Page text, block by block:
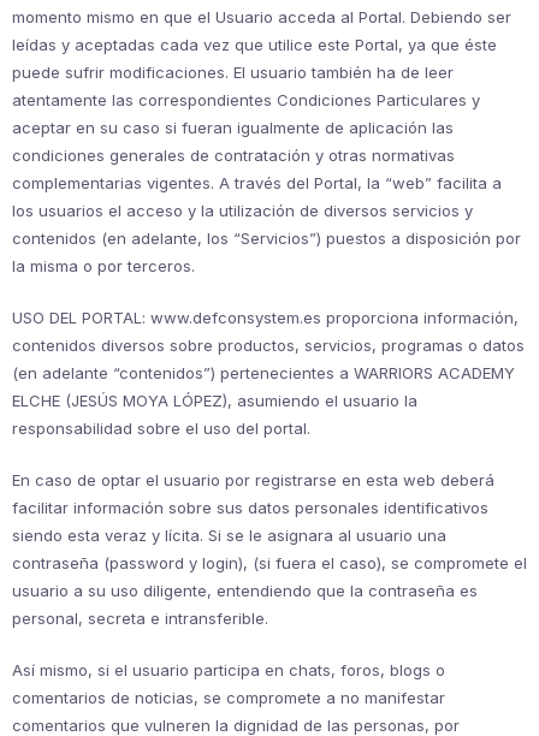
momento mismo en que el Usuario acceda al Portal. Debiendo ser
leídas y aceptadas cada vez que utilice este Portal, ya que éste
puede sufrir modificaciones. El usuario también ha de leer
atentamente las correspondientes Condiciones Particulares y
aceptar en su caso si fueran igualmente de aplicación las
condiciones generales de contratación y otras normativas
complementarias vigentes. A través del Portal, la “web” facilita a
los usuarios el acceso y la utilización de diversos servicios y
contenidos (en adelante, los “Servicios”) puestos a disposición por
la misma o por terceros.
USO DEL PORTAL: www.defconsystem.es proporciona información,
contenidos diversos sobre productos, servicios, programas o datos
(en adelante “contenidos”) pertenecientes a WARRIORS ACADEMY
ELCHE (JESÚS MOYA LÓPEZ), asumiendo el usuario la
responsabilidad sobre el uso del portal.
En caso de optar el usuario por registrarse en esta web deberá
facilitar información sobre sus datos personales identificativos
siendo esta veraz y lícita. Si se le asignara al usuario una
contraseña (password y login), (si fuera el caso), se compromete el
usuario a su uso diligente, entendiendo que la contraseña es
personal, secreta e intransferible.
Así mismo, si el usuario participa en chats, foros, blogs o
comentarios de noticias, se compromete a no manifestar
comentarios que vulneren la dignidad de las personas, por